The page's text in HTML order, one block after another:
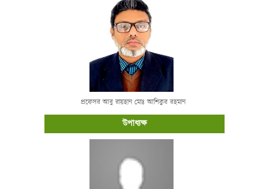
প্রফেসর আবু রায়হান মোঃ আশিকুর রহমান
উপাধ্যক্ষ